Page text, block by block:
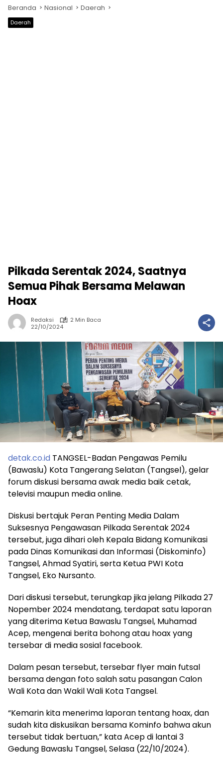
Beranda Nasional Daerah
Daerah
Pilkada Serentak 2024, Saatnya
Semua Pihak Bersama Melawan
Hoax
Redaksi
2 Min Baca
22/10/2024
detak.co.id TANGSEL-Badan Pengawas Pemilu
(Bawaslu) Kota Tangerang Selatan (Tangsel), gelar
forum diskusi bersama awak media baik cetak,
televisi maupun media online.
Diskusi bertajuk Peran Penting Media Dalam
Suksesnya Pengawasan Pilkada Serentak 2024
tersebut, juga dihari oleh Kepala Bidang Komunikasi
pada Dinas Komunikasi dan Informasi (Diskominfo)
Tangsel, Ahmad Syatiri, serta Ketua PWI Kota
Tangsel, Eko Nursanto.
Dari diskusi tersebut, terungkap jika jelang Pilkada 27
Nopember 2024 mendatang, terdapat satu laporan
yang diterima Ketua Bawaslu Tangsel, Muhamad
Acep, mengenai berita bohong atau hoax yang
tersebar di media sosial facebook.
Dalam pesan tersebut, tersebar flyer main futsal
bersama dengan foto salah satu pasangan Calon
Wali Kota dan Wakil Wali Kota Tangsel.
“Kemarin kita menerima laporan tentang hoax, dan
sudah kita diskusikan bersama Kominfo bahwa akun
tersebut tidak bertuan,” kata Acep di lantai 3
Gedung Bawaslu Tangsel, Selasa (22/10/2024).